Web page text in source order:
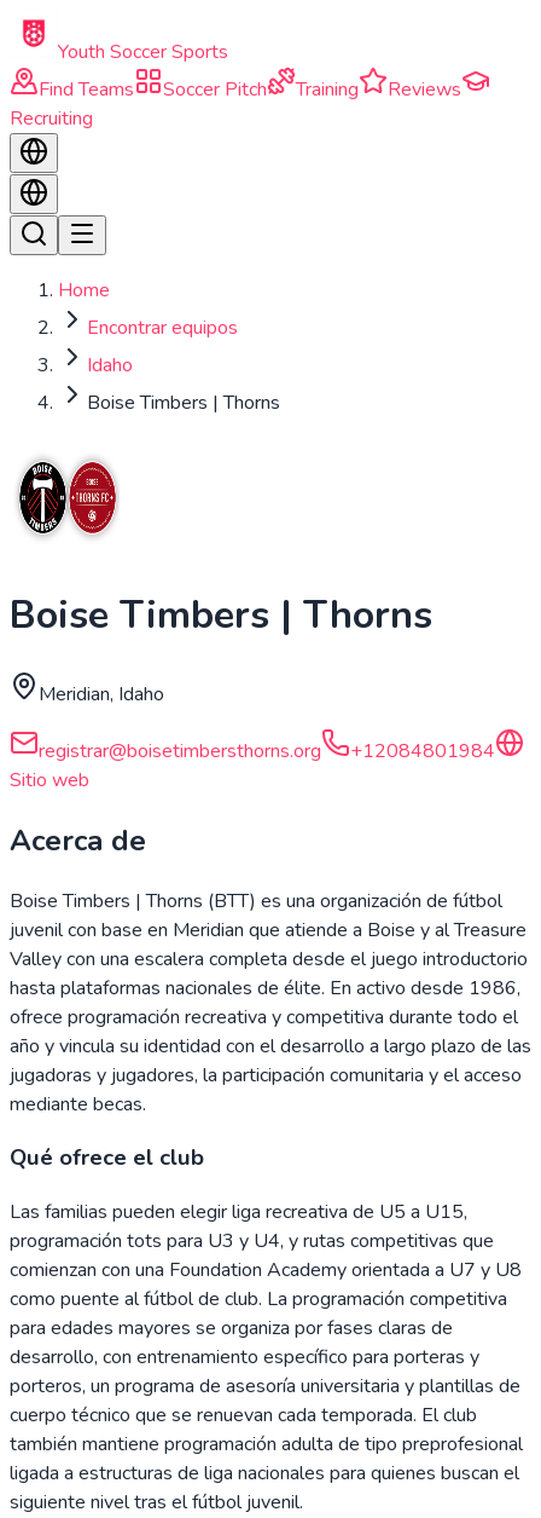
Skip to main content
Youth Soccer Sports
Find Teams
Soccer Pitch Training
Reviews
Recruiting
Home
Encontrar equipos
Idaho
Boise Timbers | Thorns
Boise Timbers | Thorns
Meridian, Idaho
registrar@boisetimbersthorns.org
+12084801984
Sitio web
Acerca de
Boise Timbers | Thorns (BTT) es una organización de fútbol
juvenil con base en Meridian que atiende a Boise y al Treasure
Valley con una escalera completa desde el juego introductorio
hasta plataformas nacionales de élite. En activo desde 1986,
ofrece programación recreativa y competitiva durante todo el
año y vincula su identidad con el desarrollo a largo plazo de las
jugadoras y jugadores, la participación comunitaria y el acceso
mediante becas.
Qué ofrece el club
Las familias pueden elegir liga recreativa de U5 a U15,
programación tots para U3 y U4, y rutas competitivas que
comienzan con una Foundation Academy orientada a U7 y U8
como puente al fútbol de club. La programación competitiva
para edades mayores se organiza por fases claras de
desarrollo, con entrenamiento específico para porteras y
porteros, un programa de asesoría universitaria y plantillas de
cuerpo técnico que se renuevan cada temporada. El club
también mantiene programación adulta de tipo preprofesional
ligada a estructuras de liga nacionales para quienes buscan el
siguiente nivel tras el fútbol juvenil.